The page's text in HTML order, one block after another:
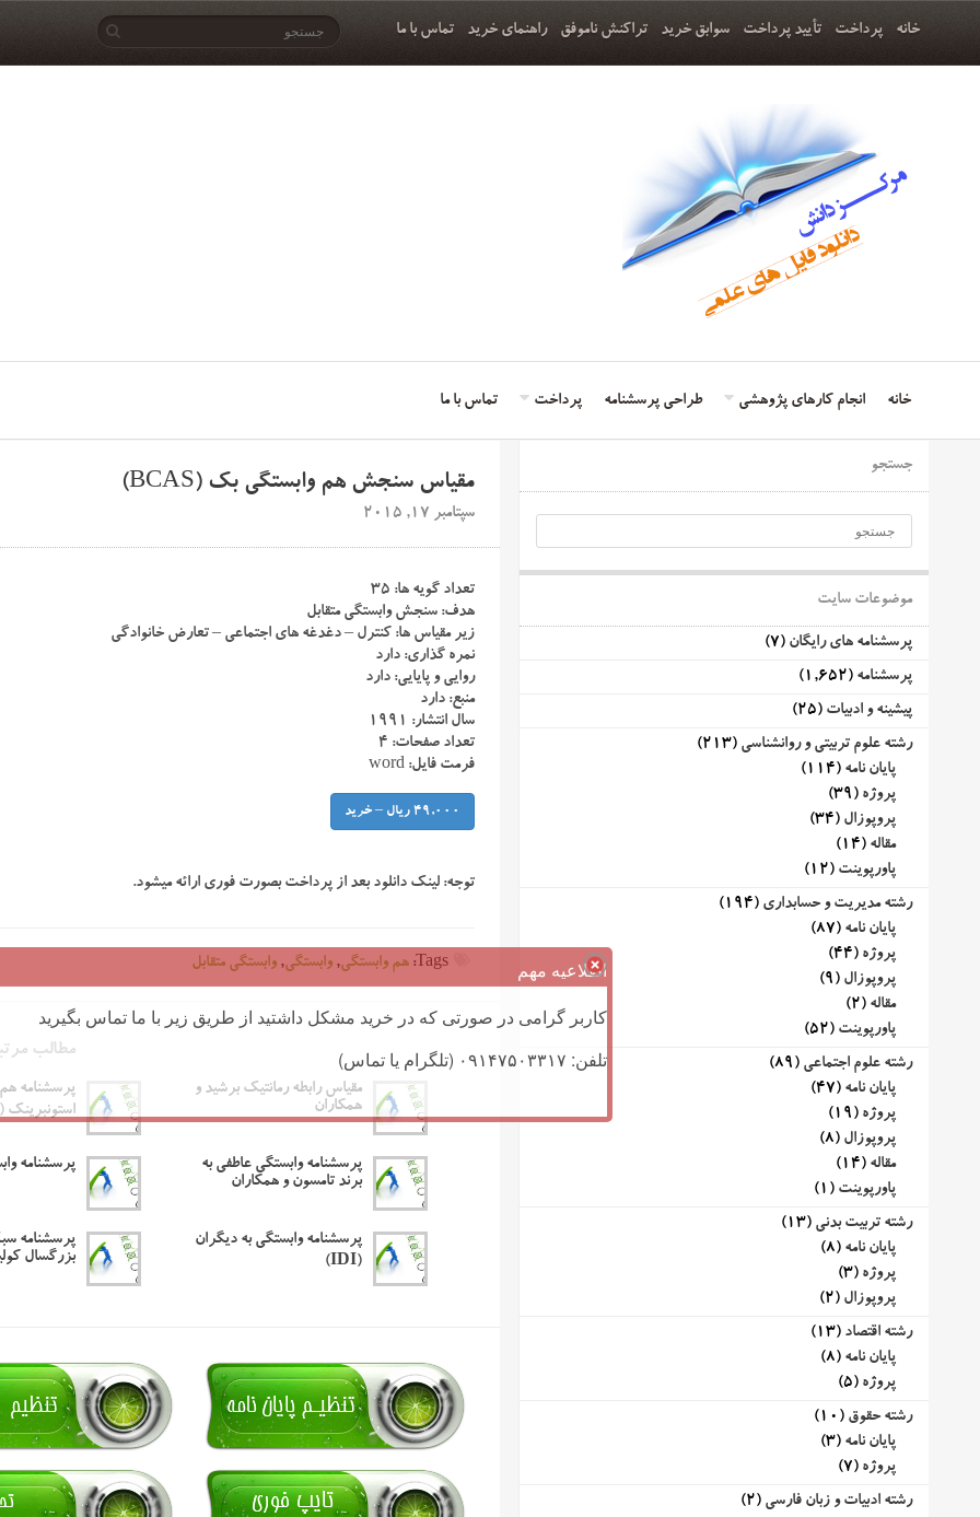
خانه پرداخت تأیید پرداخت سوابق خرید تراکنش ناموفق راهنمای خرید تماس با ما
خانه انجام کارهای پژوهشی طراحی پرسشنامه پرداخت تماس با ما
مقیاس سنجش هم وابستگی بک (BCAS)
سپتامبر 17, 2015
تعداد گویه ها: ۳۵
هدف: سنجش وابستگی متقابل
زیر مقیاس ها: کنترل – دغدغه های اجتماعی – تعارض خانوادگی
نمره گذاری: دارد
روایی و پایایی: دارد
منبع: دارد
سال انتشار: ۱۹۹۱
تعداد صفحات: ۴
فرمت فایل: word
49,000 ریال – خرید
توجه: لینک دانلود بعد از پرداخت بصورت فوری ارائه میشود.
هم وابستگی, وابستگی, وابستگی متقابل
مطالب
مقیاس رابطه رمانتیک برشید و
همکاران
پرسشنامه
استونبرینک (CODI)
پرسشنامه وابستگی عاطفی به
برند تامسون و همکاران
پرسشنامه
پرسشنامه وابستگی به دیگران
(IDI)
پرسشنامه
بزرگسال
جستجو
موضوعات سایت
پرسشنامه های رایگان (7)
پرسشنامه (1,652)
پیشینه و ادبیات (25)
رشته علوم تربیتی و روانشناسی (213)
پایان نامه (114)
پروژه (39)
پروپوزال (34)
مقاله (14)
پاورپوینت (12)
رشته مدیریت و حسابداری (194)
پایان نامه (87)
پروژه (44)
پروپوزال (9)
مقاله (2)
پاورپوینت (52)
رشته علوم اجتماعی (89)
پایان نامه (47)
پروژه (19)
پروپوزال (8)
مقاله (14)
پاورپوینت (1)
رشته تربیت بدنی (13)
پایان نامه (8)
پروژه (3)
پروپوزال (2)
رشته اقتصاد (13)
پایان نامه (8)
پروژه (5)
رشته حقوق (10)
پایان نامه (3)
پروژه (7)
رشته ادبیات و زبان فارسی (2)
اطلاعیه مهم
کاربر گرامی در صورتی که در خرید مشکل داشتید از طریق زیر با ما تماس بگیرید
تلفن: ۰۹۱۴۷۵۰۳۳۱۷ (تلگرام یا تماس)